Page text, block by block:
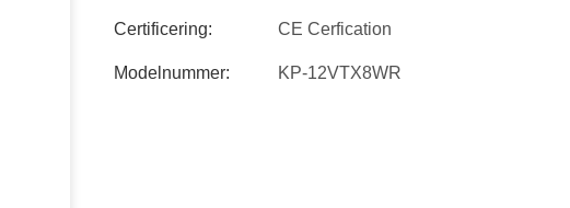
Certificering: CE Cerfication
Modelnummer: KP-12VTX8WR